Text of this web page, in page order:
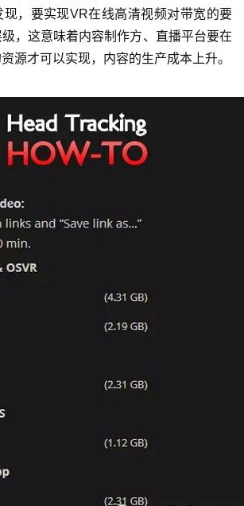
现，要实现VR在线高清视频对带宽的要
，这意味着内容制作方、直播平台要在
源才可以实现，内容的生产成本上升。